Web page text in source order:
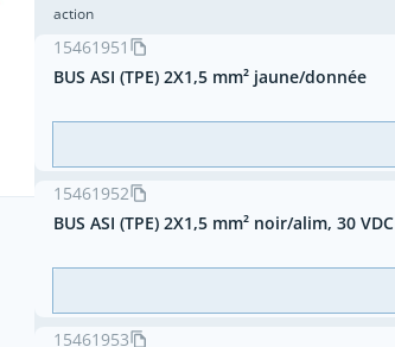
action
15461951
BUS ASI (TPE) 2X1,5 mm² jaune/donnée
15461952
BUS ASI (TPE) 2X1,5 mm² noir/alim, 30 VDC
15461953